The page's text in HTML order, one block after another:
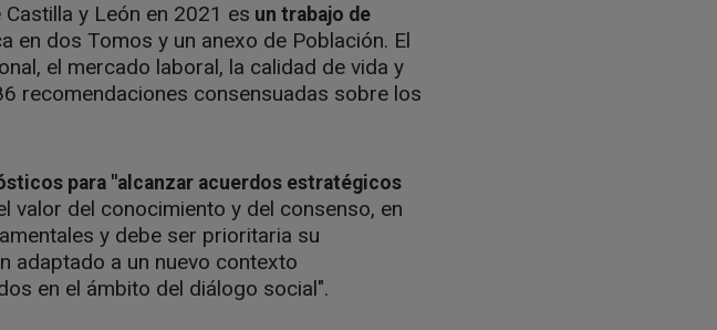
y León en 2021 es un trabajo de
en dos Tomos y un anexo de Población. El
el mercado laboral, la calidad de vida y
recomendaciones consensuadas sobre los
para "alcanzar acuerdos estratégicos
valor del conocimiento y del consenso, en
y debe ser prioritaria su
adaptado a un nuevo contexto
en el ámbito del diálogo social".